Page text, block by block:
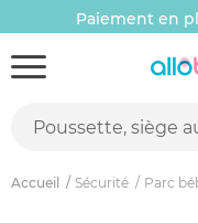
Paiement en
Accueil Sécurité Parc